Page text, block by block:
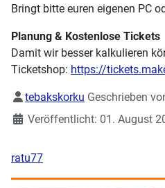
Bringt bitte euren eigenen PC
Planung & Kostenlose Tickets
Damit wir besser kalkulieren
Ticketshop: https://
Details
tebakskorku Geschrieben
Veröffentlicht: 01. August
ratu77